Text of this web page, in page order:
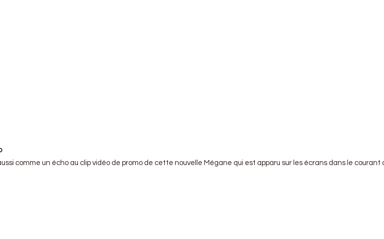
comme un écho au clip vidéo de promo de cette nouvelle Mégane qui est apparu sur les écrans dans le courant